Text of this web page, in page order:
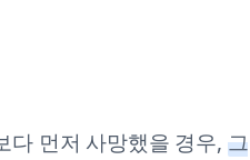
다 먼저 사망했을 경우, 그